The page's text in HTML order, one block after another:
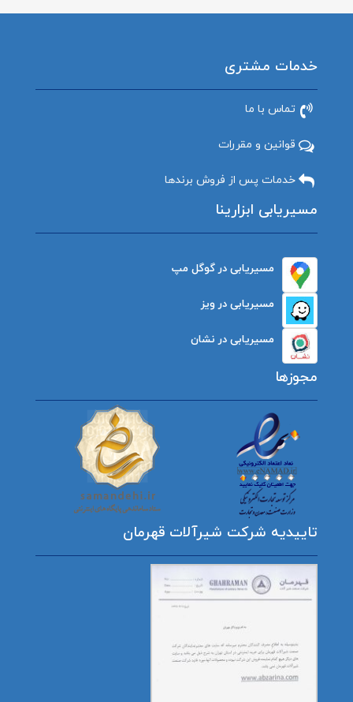
خدمات مشتری
تماس با ما
قوانین و مقررات
خدمات پس از فروش برندها
مسیریابی ابزارینا
مسیریابی در گوگل مپ
مسیریابی در ویز
مسیریابی در نشان
مجوزها
تاییدیه شرکت شیرآلات قهرمان